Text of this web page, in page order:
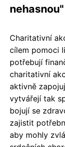
nehasnou"
Charitativní
cílem pomoci
potřebují
charitativní
aktivně
vytvářejí tak
bojují se
zajistit
aby mohly